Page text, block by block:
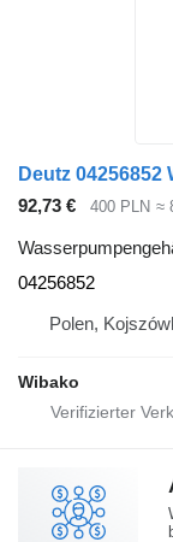
Deutz
92,73 €
400 PLN ≈
04256852
Polen,
Wibako